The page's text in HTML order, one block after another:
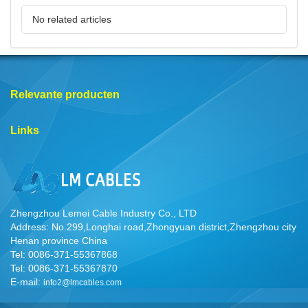
No related articles
Relevante producten
Links
Zhengzhou Lemei Cable Industry Co., LTD
Address: No.299,Longhai road,Zhongyuan district,Zhengzhou city
Henan province China
Tel: 0086-371-55367868
Tel: 0086-371-55367870
E-mail: info2@lmcables.com